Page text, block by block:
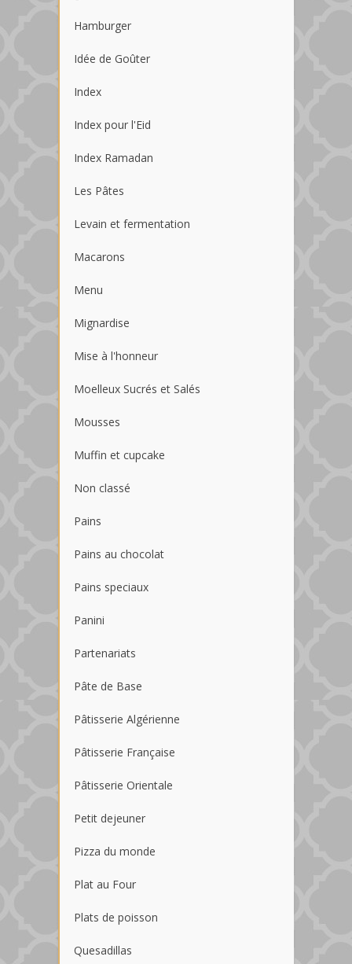
Hamburger
Idée de Goûter
Index
Index pour l'Eid
Index Ramadan
Les Pâtes
Levain et fermentation
Macarons
Menu
Mignardise
Mise à l'honneur
Moelleux Sucrés et Salés
Mousses
Muffin et cupcake
Non classé
Pains
Pains au chocolat
Pains speciaux
Panini
Partenariats
Pâte de Base
Pâtisserie Algérienne
Pâtisserie Française
Pâtisserie Orientale
Petit dejeuner
Pizza du monde
Plat au Four
Plats de poisson
Quesadillas